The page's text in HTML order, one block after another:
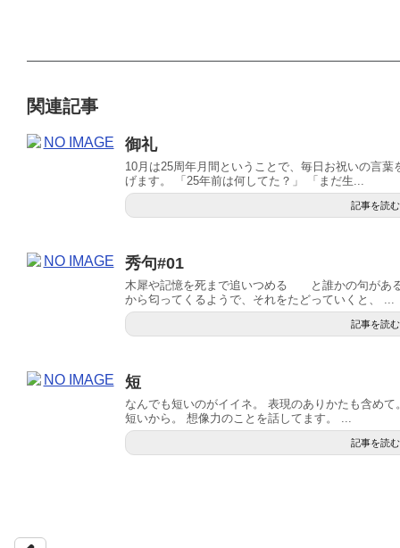
関連記事
御礼
10月は25周年月間ということで、毎日お祝いの言
げます。 「25年前は何してた？」 「まだ生...
記事を読む
秀句#01
木犀や記憶を死まで追いつめる と誰かの句があ
から匂ってくるようで、それをたどっていくと、 ...
記事を読む
短
なんでも短いのがイイネ。 表現のありかたも含め
短いから。 想像力のことを話してます。 ...
記事を読む